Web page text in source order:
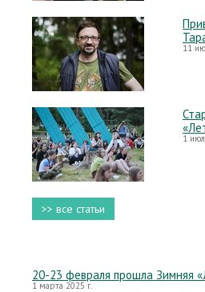
11
1
>> все статьи
20-23 февраля прошла Зимняя
1 марта 2025 г.